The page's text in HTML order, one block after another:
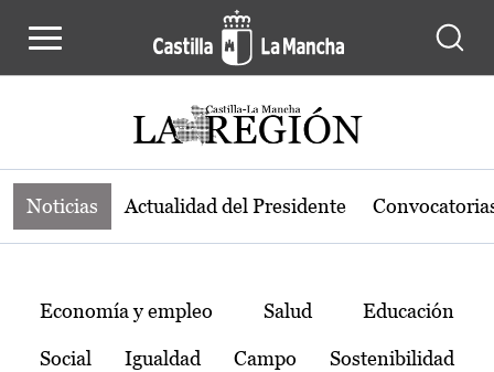
Noticias de la región de Castilla-La
Noticias Actualidad del Presidente
Temas
Economía y empleo Salud Educación
Social Igualdad Campo Sostenibilidad